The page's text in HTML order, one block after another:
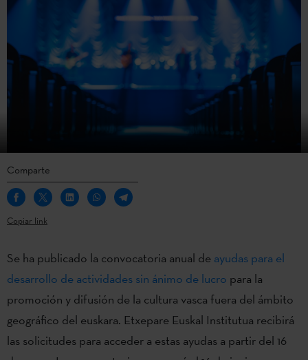
Comparte
Copiar link
Se ha publicado la convocatoria anual de ayudas para el
desarrollo de actividades sin ánimo de lucro para la
promoción y difusión de la cultura vasca fuera del ámbito
geográfico del euskara. Etxepare Euskal Institutua recibirá
las solicitudes para acceder a estas ayudas a partir del 16